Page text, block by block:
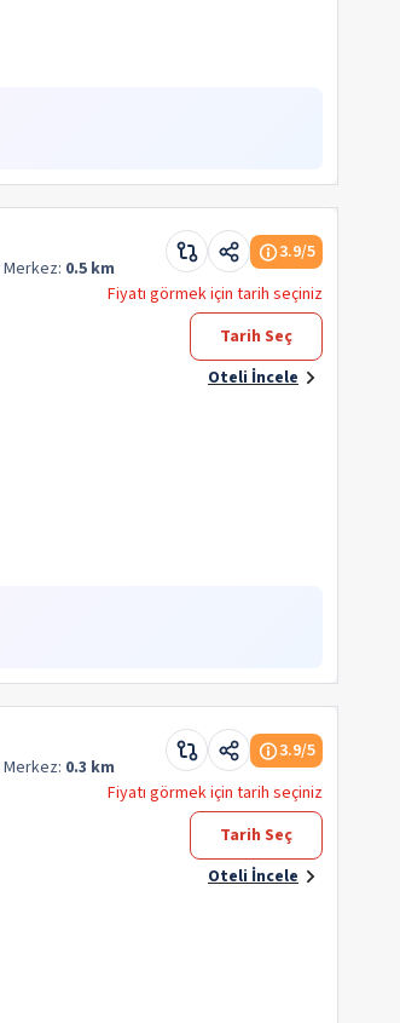
Merkez: 0.5 km
3.9/5
Fiyatı görmek için tarih seçiniz
Tarih Seç
Oteli İncele
Merkez: 0.3 km
3.9/5
Fiyatı görmek için tarih seçiniz
Tarih Seç
Oteli İncele